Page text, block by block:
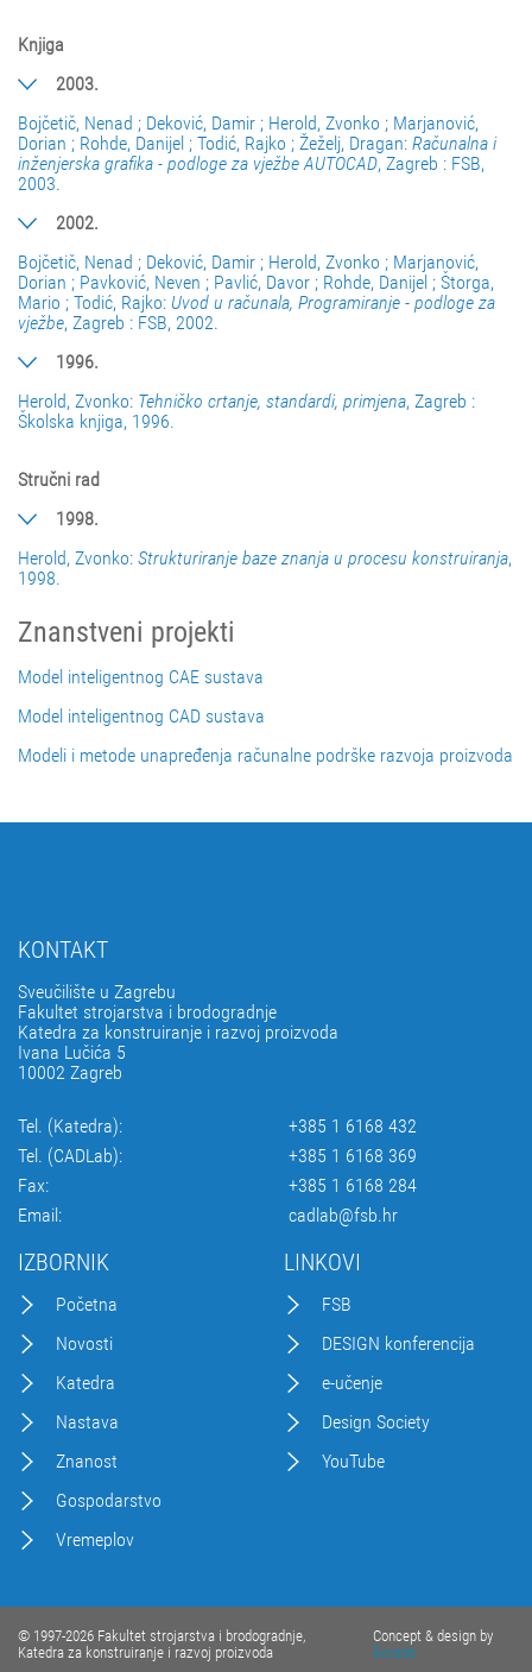
Knjiga
2003.
Bojčetič, Nenad ; Deković, Damir ; Herold, Zvonko ; Marjanović,
Dorian ; Rohde, Danijel ; Todić, Rajko ; Žeželj, Dragan: Računalna i
inženjerska grafika - podloge za vježbe AUTOCAD, Zagreb : FSB,
2003.
2002.
Bojčetič, Nenad ; Deković, Damir ; Herold, Zvonko ; Marjanović,
Dorian ; Pavković, Neven ; Pavlić, Davor ; Rohde, Danijel ; Štorga,
Mario ; Todić, Rajko: Uvod u računala, Programiranje - podloge za
vježbe, Zagreb : FSB, 2002.
1996.
Herold, Zvonko: Tehničko crtanje, standardi, primjena, Zagreb :
Školska knjiga, 1996.
Stručni rad
1998.
Herold, Zvonko: Strukturiranje baze znanja u procesu konstruiranja,
1998.
Znanstveni projekti
Model inteligentnog CAE sustava
Model inteligentnog CAD sustava
Modeli i metode unapređenja računalne podrške razvoja proizvoda
KONTAKT
Sveučilište u Zagrebu
Fakultet strojarstva i brodogradnje
Katedra za konstruiranje i razvoj proizvoda
Ivana Lučića 5
10002 Zagreb
Tel. (Katedra):
+385 1 6168 432
Tel. (CADLab):
+385 1 6168 369
Fax:
+385 1 6168 284
Email:
cadlab@fsb.hr
IZBORNIK
Početna
Novosti
Katedra
Nastava
Znanost
Gospodarstvo
Vremeplov
LINKOVI
FSB
DESIGN konferencija
e-učenje
Design Society
YouTube
© 1997-2026 Fakultet strojarstva i brodogradnje,
Katedra za konstruiranje i razvoj proizvoda
Concept & design by
Excedo